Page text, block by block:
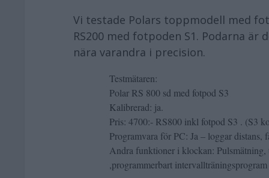
Vi testade Polars toppmodell med
RS200 med fotpoden S1. Podarna
nära varandra i precision.
Testmätaren:
Polar RS 800 sd med fotpod S3
Kalibrerad: ja.
Pris: 4700:- RS800 inkl fotpod S3 . (S3
Programvara för PC: Ja – loggar distans,
Andra funktioner i klockan:
,programmerbart